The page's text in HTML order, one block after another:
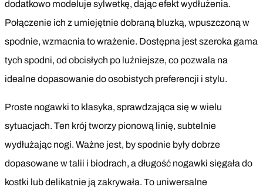
dodatkowo modeluje sylwetkę, dając efekt wydłużenia.
Połączenie ich z umiejętnie dobraną bluzką, wpuszczoną w
spodnie, wzmacnia to wrażenie. Dostępna jest szeroka gama
tych spodni, od obcisłych po luźniejsze, co pozwala na
idealne dopasowanie do osobistych preferencji i stylu.
Proste nogawki to klasyka, sprawdzająca się w wielu
sytuacjach. Ten krój tworzy pionową linię, subtelnie
wydłużając nogi. Ważne jest, by spodnie były dobrze
dopasowane w talii i biodrach, a długość nogawki sięgała do
kostki lub delikatnie ją zakrywała. To uniwersalne